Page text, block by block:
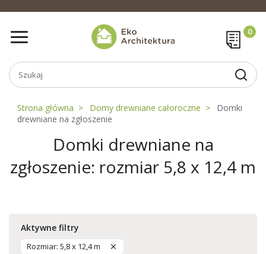
Strona główna Domy drewniane całoroczne
Domki
drewniane na zgłoszenie
Domki drewniane na
zgłoszenie: rozmiar 5,8 x 12,4 m
Aktywne filtry
Rozmiar: 5,8 x 12,4 m